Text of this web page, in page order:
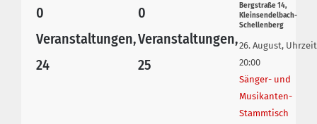
0
Veranstaltungen,
24
0
Veranstaltungen,
25
Bergstraße 14,
Kleinsendelbach-
Schellenberg
26. August,
20:00
Sänger- und
Musikanten-
Stammtisch